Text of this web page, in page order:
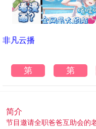
非凡云播
第
20250505
第
20250505
简介
节目邀请全职爸爸互助会的